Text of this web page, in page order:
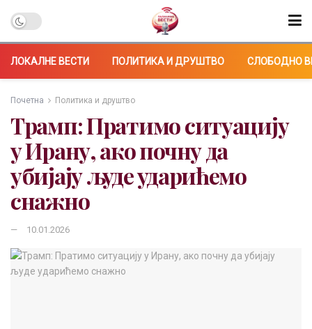
ЛОКАЛНЕ ВЕСТИ ПОЛИТИКА И ДРУШТВО СЛОБОДНО
Почетна Политика и друштво
Трамп: Пратимо ситуацију
у Ирану, ако почну да
убијају људе ударићемо
снажно
10.01.2026